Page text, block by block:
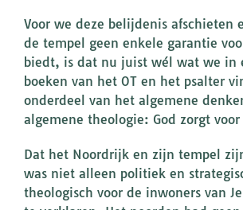
Voor we deze belijdenis afschieten
de tempel geen enkele garantie
biedt, is dat nu juist wél wat we in
boeken van het OT en het psalter
onderdeel van het algemene
algemene theologie: God zorgt
Dat het Noordrijk en zijn tempel
was niet alleen politiek en
theologisch voor de inwoners van